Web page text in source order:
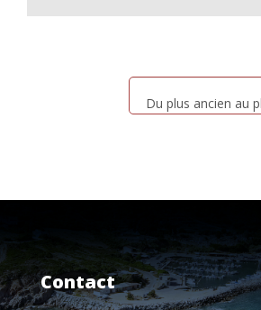
Du plus ancien au
Contact